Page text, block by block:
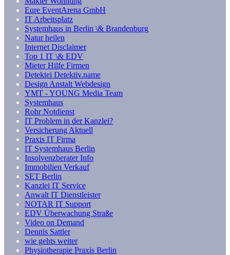
Eure EventArena GmbH
IT Arbeitsplatz
Systemhaus in Berlin \& Brandenburg
Natur heilen
Internet Disclaimer
Top 1 IT \& EDV
Mieter Hilfe Firmen
Detektei Detektiv.name
Design Anstalt Webdesign
YMT - YOUNG Media Team
Systemhaus
Rohr Notdienst
IT Problem in der Kanzlei?
Versicherung Aktuell
Praxis IT Firma
IT Systemhaus Berlin
Insolvenzberater Info
Immobilien Verkauf
SET Berlin
Kanzlei IT Service
Anwalt IT Dienstleister
NOTAR IT Support
EDV Überwachung Straße
Video on Demand
Dennis Sattler
wie gehts weiter
Physiotherapie Praxis Berlin